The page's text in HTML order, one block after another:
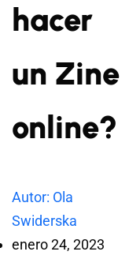
hacer
un Zine
online?
Autor: Ola
Swiderska
enero 24, 2023